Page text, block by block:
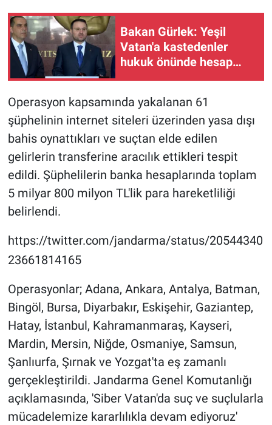
Bakan Gürlek: Yeşil
Vatan'a kastedenler
hukuk önünde hesap
Operasyon kapsamında yakalanan 61
şüphelinin internet siteleri üzerinden yasa dışı
bahis oynattıkları ve suçtan elde edilen
gelirlerin transferine aracılık ettikleri tespit
edildi. Şüphelilerin banka hesaplarında toplam
5 milyar 800 milyon TL'lik para hareketliliği
belirlendi.
https://twitter.com/jandarma/status/20544340
23661814165
Operasyonlar; Adana, Ankara, Antalya, Batman,
Bingöl, Bursa, Diyarbakır, Eskişehir, Gaziantep,
Hatay, İstanbul, Kahramanmaraş, Kayseri,
Mardin, Mersin, Niğde, Osmaniye, Samsun,
Şanlıurfa, Şırnak ve Yozgat'ta eş zamanlı
gerçekleştirildi. Jandarma Genel Komutanlığı
açıklamasında, 'Siber Vatan'da suç ve suçlularla
mücadelemize kararlılıkla devam ediyoruz'